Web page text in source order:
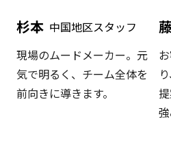
杉本 中国地区スタッフ
現場のムードメーカー。元
気で明るく、チーム全体を
前向きに導きます。
強